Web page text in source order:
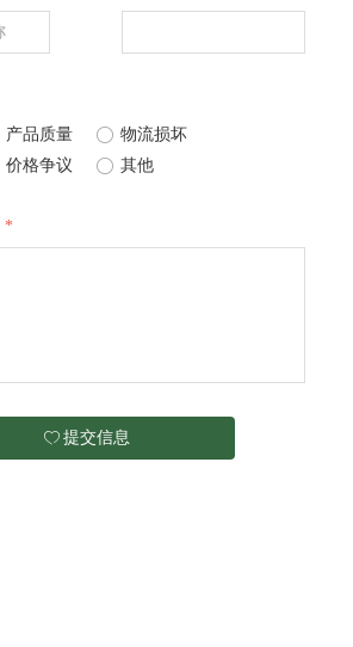
产品质量 ꀐ 物流损坏
价格争议 ꀐ 其他
*
ꄀ 提交信息